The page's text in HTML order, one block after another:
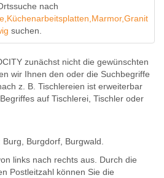
nach
suchen.
zunächst nicht die gewünschten
wir Ihnen den oder die Suchbegriffe
z. B. Tischlereien ist erweiterbar
auf Tischlerei Tischler oder
Burg Burgdorf, Burgwald.
links nach rechts aus. Durch die
Postleitzahl können Sie die